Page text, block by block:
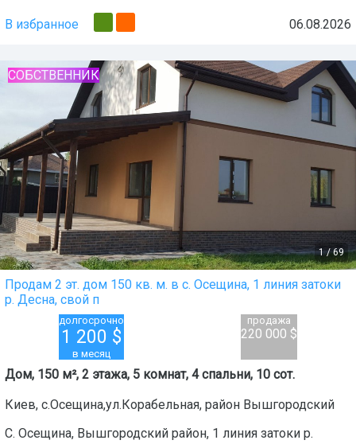
В избранное 06.08.2026
1/69
СОБСТВЕННИК
Продам 2 эт. дом 150 кв. м. в с. Осещина, 1 линия затоки
р. Десна, свой п
долгосрочно
1 200 $
в месяц
продажа
220 000 $
Дом, 150 м², 2 этажа, 5 комнат, 4 спальни, 10 сот.
Киев, с.Осещина,ул.Корабельная, район Вышгородский
С. Осещина, Вышгородский район, 1 линия затоки р.